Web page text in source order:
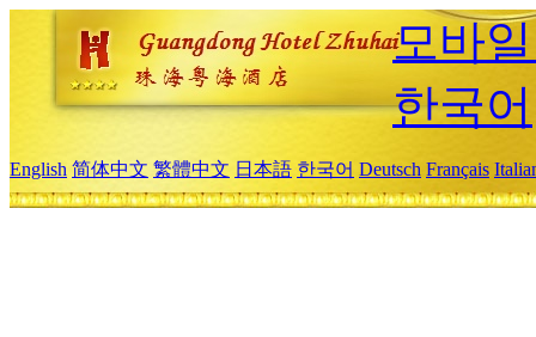
모바
한국어
English 简体中文 繁體中文 日本語 한국어 Deutsch Français